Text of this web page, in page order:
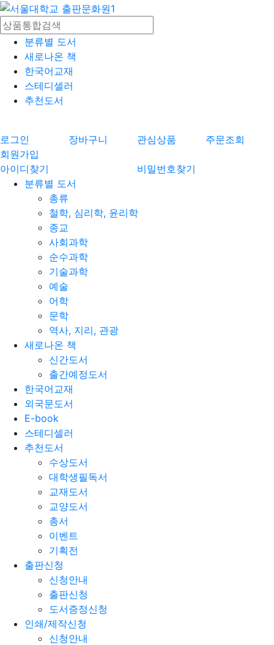
분류별 도서
새로나온 책
한국어교재
스테디셀러
추천도서
로그인 장바구니 관심상품
주문조회
회원가입
아이디찾기
비밀번호찾기
분류별 도서
총류
철학, 심리학, 윤리학
종교
사회과학
순수과학
기술과학
예술
어학
문학
역사, 지리, 관광
새로나온 책
신간도서
출간예정도서
한국어교재
외국문도서
E-book
스테디셀러
추천도서
수상도서
대학생필독서
교재도서
교양도서
총서
이벤트
기획전
출판신청
신청안내
출판신청
도서증정신청
인쇄/제작신청
신청안내